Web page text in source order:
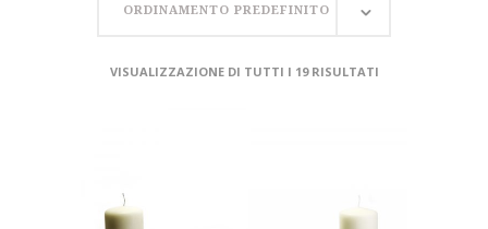
ORDINAMENTO PREDEFINITO
VISUALIZZAZIONE DI TUTTI I 19 RISULTATI